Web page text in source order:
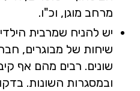
מרחב מוגן, וכ"ו.
יש להניח שמרבית
שיחות של מבוגרים,
שונים. רבים מהם אף
ובמסגרות השונות.